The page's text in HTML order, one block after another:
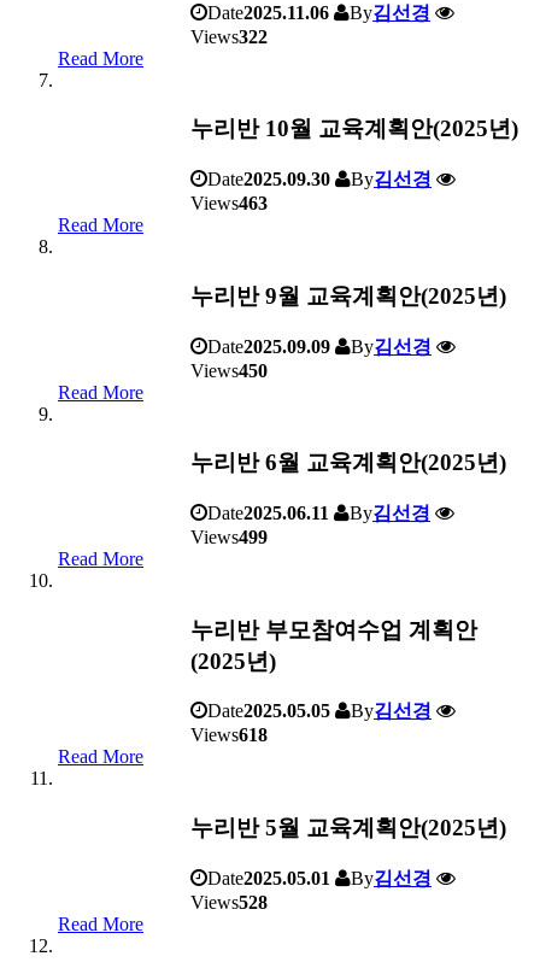
Date2025.11.06 By김선경
Views322
Read More
누리반 10월 교육계획안(2025년)
Date2025.09.30 By김선경
Views463
Read More
누리반 9월 교육계획안(2025년)
Date2025.09.09 By김선경
Views450
Read More
누리반 6월 교육계획안(2025년)
Date2025.06.11 By김선경
Views499
Read More
누리반 부모참여수업 계획안
(2025년)
Date2025.05.05 By김선경
Views618
Read More
누리반 5월 교육계획안(2025년)
Date2025.05.01 By김선경
Views528
Read More